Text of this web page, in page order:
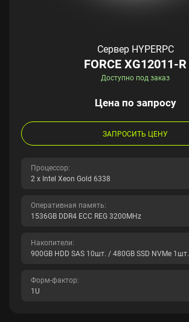
Сервер HYPERPC
FORCE XG12011-R
Доступно под заказ
Цена по запросу
ЗАПРОСИТЬ ЦЕНУ
Процессор:
2 x Intel Xeon Gold 6338
Оперативная память:
1536GB DDR4 ECC REG 3200MHz
Накопители:
900GB HDD SAS 10шт. / 480GB SSD NVMe 1шт.
Форм-фактор:
1U